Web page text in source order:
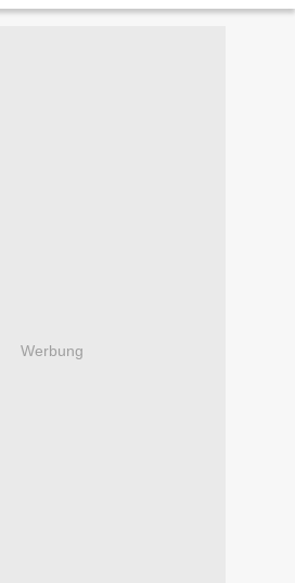
Werbung